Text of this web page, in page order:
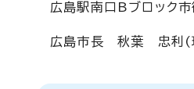
広島駅南口Bブロック
広島市長 秋葉 忠利(